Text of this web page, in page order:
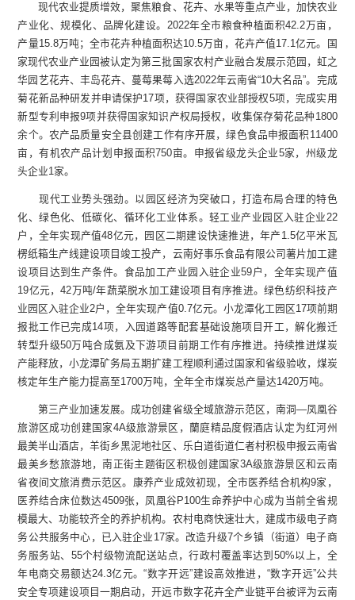
现代农业提质增效，聚焦粮食、花卉、水果等重点产业，加快农业
产业化、规模化、品牌化建设。2022年全市粮食种植面积42.2万亩，
产量15.8万吨；全市花卉种植面积达10.5万亩，花卉产值17.1亿元。国
家现代农业产业园被认定为第三批国家农村产业融合发展示范园，虹之
华园艺花卉、丰岛花卉、蔓莓果莓入选2022年云南省“10大名品”。完成
菊花新品种研发并申请保护17项，获得国家农业部授权5项，完成实用
新型专利申报9项并获得国家知识产权局授权，收集保存菊花品种1800
余个。农产品质量安全县创建工作有序开展，绿色食品申报面积11400
亩，有机农产品计划申报面积750亩。申报省级龙头企业5家，州级龙
头企业1家。
现代工业势头强劲。以园区经济为突破口，打造布局合理的特色
化、绿色化、低碳化、循环化工业体系。轻工业产业园区入驻企业22
户，全年实现产值48亿元，园区二期建设快速推进，年产1.5亿平米瓦
楞纸箱生产线建设项目竣工投产，云南好事乐食品有限公司薯片加工建
设项目达到生产条件。食品加工产业园入驻企业59户，全年实现产值
19亿元，42万吨/年蔬菜脱水加工建设项目有序推进。绿色纺织科技产
业园区入驻企业2户，全年实现产值0.7亿元。小龙潭化工园区17项前期
报批工作已完成14项，入园道路等配套基础设施项目开工，解化搬迁
转型升级50万吨合成氨及下游项目前期工作有序推进。持续推进煤炭
产能释放，小龙潭矿务局五期扩建工程顺利通过国家和省级验收，煤炭
核定年生产能力提高至1700万吨，全年全市煤炭总产量达1420万吨。
第三产业加速发展。成功创建省级全域旅游示范区，南洞—凤凰谷
旅游区成功创建国家4A级旅游景区，蘭庭精品度假酒店认定为红河州
最美半山酒店，羊街乡黑泥地社区、乐白道街道仁者村积极申报云南省
最美乡愁旅游地，南正街主题街区积极创建国家3A级旅游景区和云南
省夜间文旅消费示范区。康养产业成效初现，全市医养结合机构9家，
医养结合床位数达4509张，凤凰谷P100生命养护中心成为当前全省规
模最大、功能较齐全的养护机构。农村电商快速壮大，建成市级电子商
务公共服务中心，已入驻企业17家。改造升级7个乡镇（街道）电子商
务服务站、55个村级物流配送站点，行政村覆盖率达到50%以上，全
年电商交易额达24.3亿元。“数字开远”建设高效推进，“数字开远”公共
安全专项建设项目一期启动，开远市数字花卉全产业链平台被评为云南